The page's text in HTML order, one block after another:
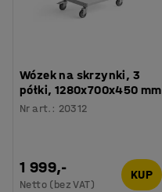
Wózek na skrzynki, 3
półki, 1280x700x450 mm
Nr art. : 20312
1 999,-
Netto (bez VAT)
KUP